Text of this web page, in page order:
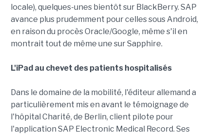
locale), quelques-unes bientôt sur BlackBerry. SAP
avance plus prudemment pour celles sous Android,
en raison du procès Oracle/Google, même s'il en
montrait tout de même une sur Sapphire.
L'iPad au chevet des patients hospitalisés
Dans le domaine de la mobilité, l'éditeur allemand a
particulièrement mis en avant le témoignage de
l'hôpital Charité, de Berlin, client pilote pour
l'application SAP Electronic Medical Record. Ses